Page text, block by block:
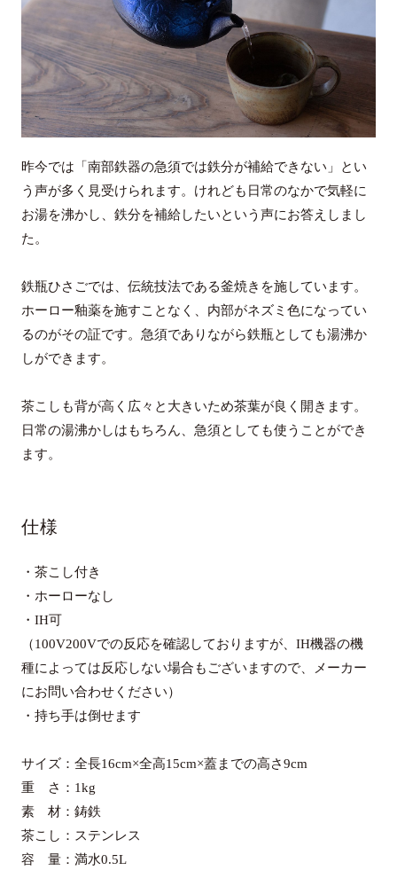
昨今では「南部鉄器の急須では鉄分が補給できない」とい
う声が多く見受けられます。けれども日常のなかで気軽に
お湯を沸かし、鉄分を補給したいという声にお答えしまし
た。
鉄瓶ひさごでは、伝統技法である釜焼きを施しています。
ホーロー釉薬を施すことなく、内部がネズミ色になってい
るのがその証です。急須でありながら鉄瓶としても湯沸か
しができます。
茶こしも背が高く広々と大きいため茶葉が良く開きます。
日常の湯沸かしはもちろん、急須としても使うことができ
ます。
仕様
・茶こし付き
・ホーローなし
・IH可
（100V200Vでの反応を確認しておりますが、IH機器の機
種によっては反応しない場合もございますので、メーカー
にお問い合わせください）
・持ち手は倒せます
サイズ：全長16cm×全高15cm×蓋までの高さ9cm
重 さ：1kg
素 材：鋳鉄
茶こし：ステンレス
容 量：満水0.5L